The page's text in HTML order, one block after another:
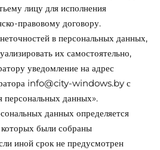
лицу для исполнения
правовому договору.
в персональных данных,
их самостоятельно,
уведомление на адрес
info@city-windows.by с
персональных данных».
данных определяется
были собраны
иной срок не предусмотрен